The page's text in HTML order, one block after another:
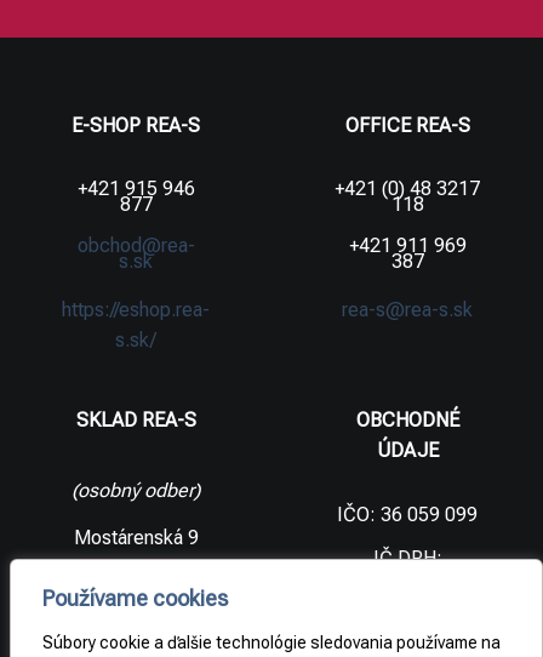
Používame cookies
Súbory cookie a ďalšie technológie sledovania používame na
E-SHOP REA-S
+421 915 946
877
obchod@rea-
s.sk
https://eshop.rea-
s.sk/
OFFICE REA-S
+421 (0) 48 3217
118
+421 911 969
387
rea-s@rea-s.sk
SKLAD REA-S
(osobný odber)
Mostárenská 9
republika
OBCHODNÉ
ÚDAJE
IČO: 36 059 099
IČ DPH:
2021733065